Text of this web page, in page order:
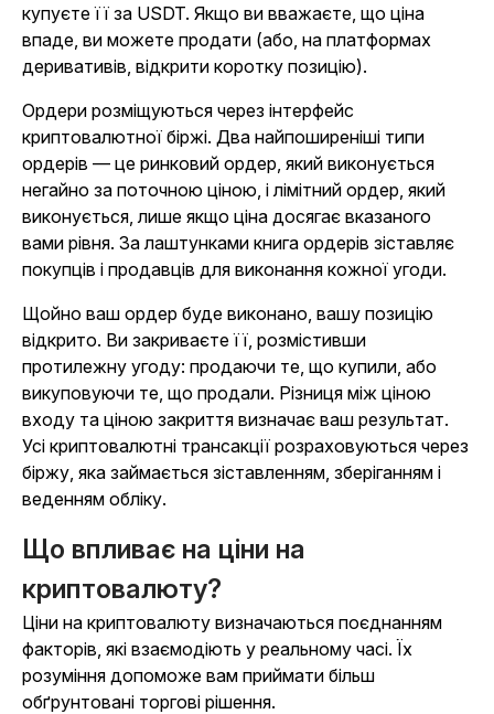
купуєте її за USDT. Якщо ви вважаєте, що ціна
впаде, ви можете продати (або, на платформах
деривативів, відкрити коротку позицію).
Ордери розміщуються через інтерфейс
криптовалютної біржі. Два найпоширеніші типи
ордерів — це ринковий ордер, який виконується
негайно за поточною ціною, і лімітний ордер, який
виконується, лише якщо ціна досягає вказаного
вами рівня. За лаштунками книга ордерів зіставляє
покупців і продавців для виконання кожної угоди.
Щойно ваш ордер буде виконано, вашу позицію
відкрито. Ви закриваєте її, розмістивши
протилежну угоду: продаючи те, що купили, або
викуповуючи те, що продали. Різниця між ціною
входу та ціною закриття визначає ваш результат.
Усі криптовалютні трансакції розраховуються через
біржу, яка займається зіставленням, зберіганням і
веденням обліку.
Що впливає на ціни на
криптовалюту?
Ціни на криптовалюту визначаються поєднанням
факторів, які взаємодіють у реальному часі. Їх
розуміння допоможе вам приймати більш
обґрунтовані торгові рішення.